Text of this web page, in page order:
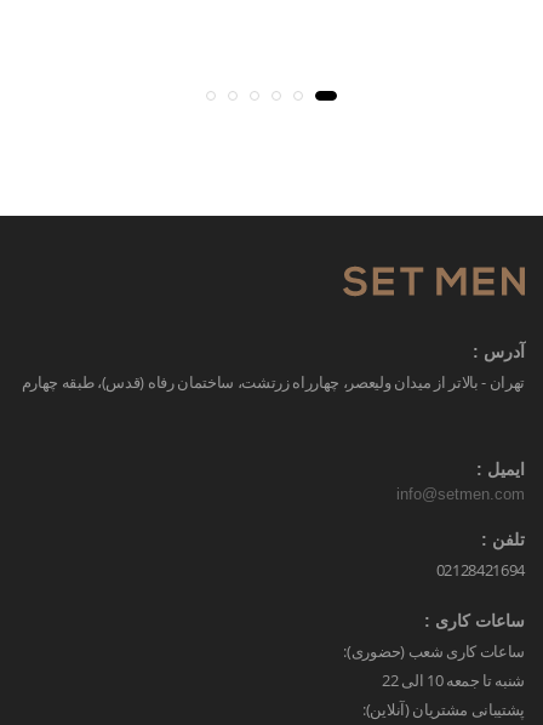
آدرس :
تهران - بالاتر از میدان ولیعصر، چهارراه زرتشت، ساختمان رفاه (قدس)، طبقه چهارم
ایمیل :
info@setmen.com
تلفن :
02128421694
ساعات کاری :
ساعات کاری شعب (حضوری):
شنبه تا جمعه 10 الی 22
پشتیبانی مشتریان (آنلاین):